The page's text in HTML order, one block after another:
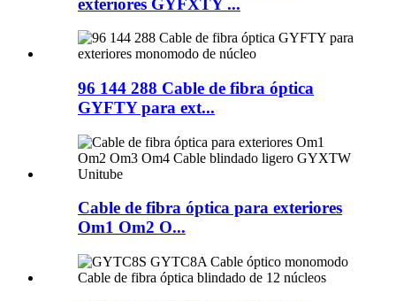
96 144 288 Cable de fibra óptica
GYFTY para ext...
Cable de fibra óptica para exteriores
Om1 Om2 O...